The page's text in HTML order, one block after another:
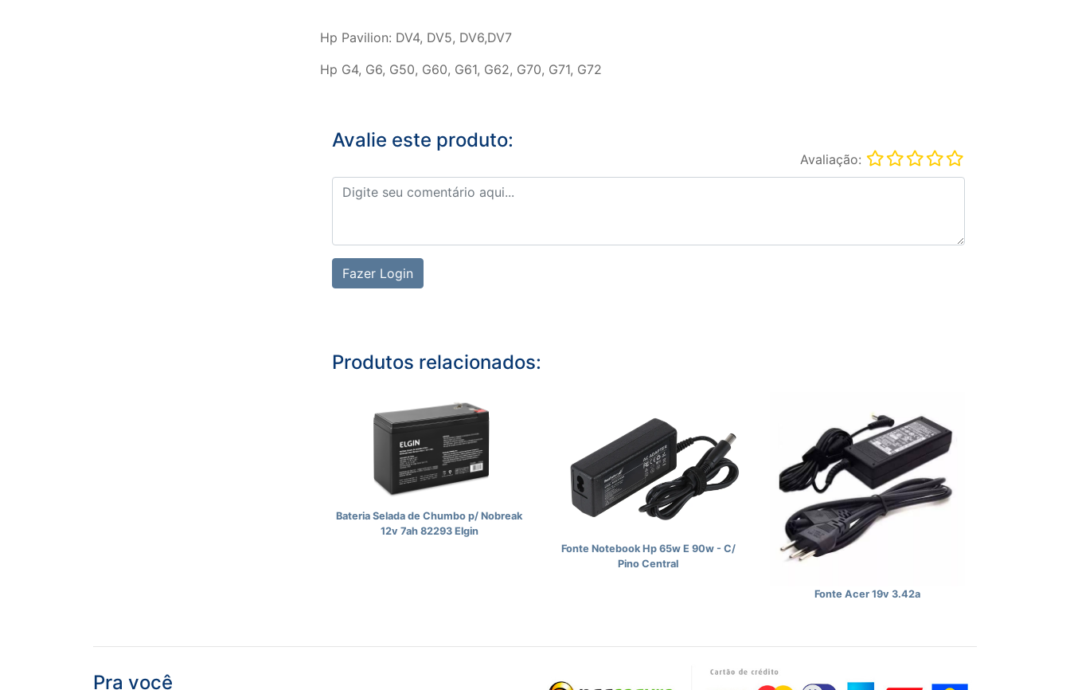
Hp Pavilion: DV4, DV5, DV6,DV7
Hp G4, G6, G50, G60, G61, G62, G70, G71, G72
Avalie este produto:
Avaliação:
Fazer Login
Produtos relacionados:
Bateria Selada de Chumbo p/ Nobreak
12v 7ah 82293 Elgin
Fonte Notebook Hp 65w E 90w - C/
Pino Central
Fonte Acer 19v 3.42a
Pra você